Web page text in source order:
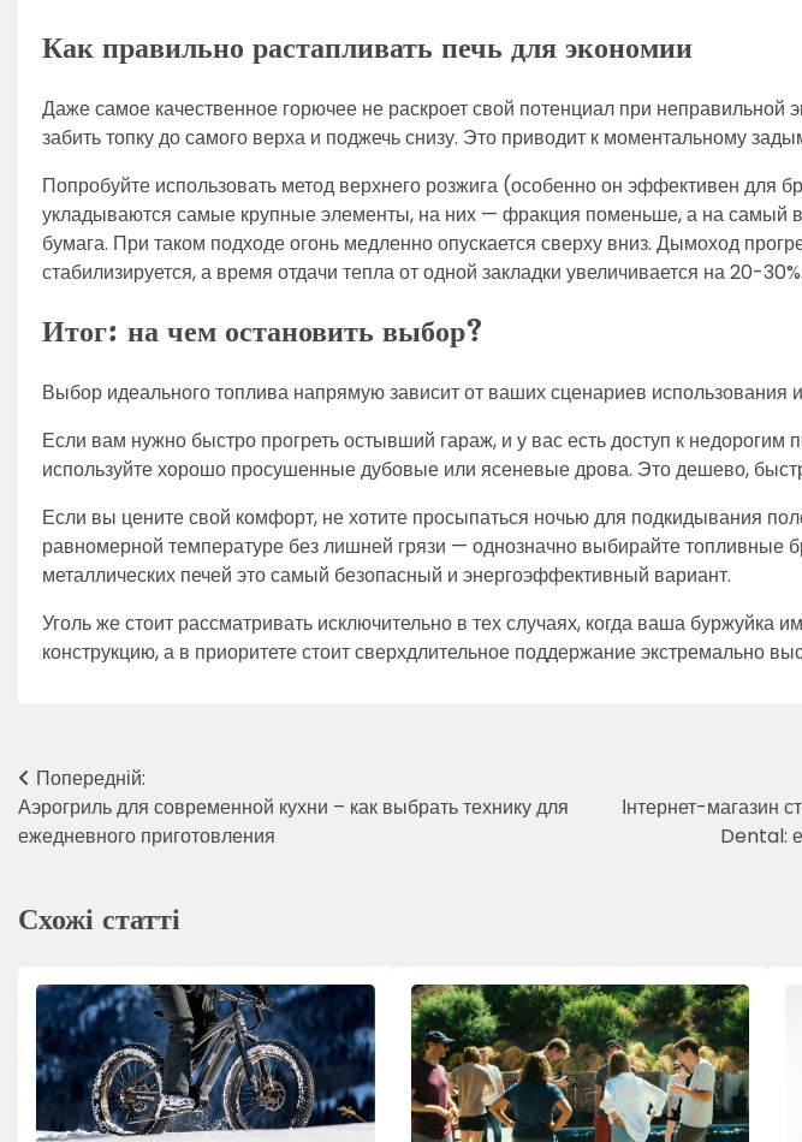
Как правильно растапливать печь для экономии
Даже самое качественное горючее не раскроет свой потенциал при неправильной
забить топку до самого верха и поджечь снизу. Это приводит к моментальному
Попробуйте использовать метод верхнего розжига (особенно он эффективен для
укладываются самые крупные элементы, на них — фракция поменьше, а на самый
бумага. При таком подходе огонь медленно опускается сверху вниз. Дымоход
стабилизируется, а время отдачи тепла от одной закладки увеличивается на 20-30%.
Итог: на чем остановить выбор?
Выбор идеального топлива напрямую зависит от ваших сценариев использования
Если вам нужно быстро прогреть остывший гараж, и у вас есть доступ к
используйте хорошо просушенные дубовые или ясеневые дрова. Это дешево,
Если вы цените свой комфорт, не хотите просыпаться ночью для подкидывания
равномерной температуре без лишней грязи — однозначно выбирайте топливные
металлических печей это самый безопасный и энергоэффективный вариант.
Уголь же стоит рассматривать исключительно в тех случаях, когда ваша буржуйка
конструкцию, а в приоритете стоит сверхдлительное поддержание экстремально
Навігація
записів
Попередній:
Аэрогриль для современной кухни – как выбрать технику для
ежедневного приготовления
Інтернет-магазин
Dental:
Схожі статті